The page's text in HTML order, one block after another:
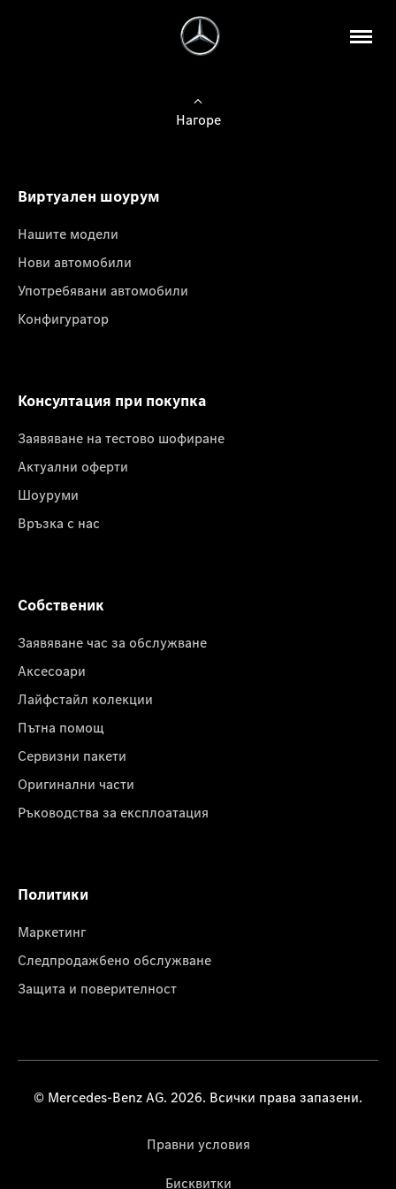
Нагоре
Виртуален шоурум
Нашите модели
Нови автомобили
Употребявани автомобили
Конфигуратор
Консултация при покупка
Заявяване на тестово шофиране
Актуални оферти
Шоуруми
Връзка с нас
Собственик
Заявяване час за обслужване
Аксесоари
Лайфстайл колекции
Пътна помощ
Сервизни пакети
Оригинални части
Ръководства за експлоатация
Политики
Маркетинг
Следпродажбено обслужване
Защита и поверителност
© Mercedes-Benz AG. 2026. Всички права запазени.
Правни условия
Бисквитки